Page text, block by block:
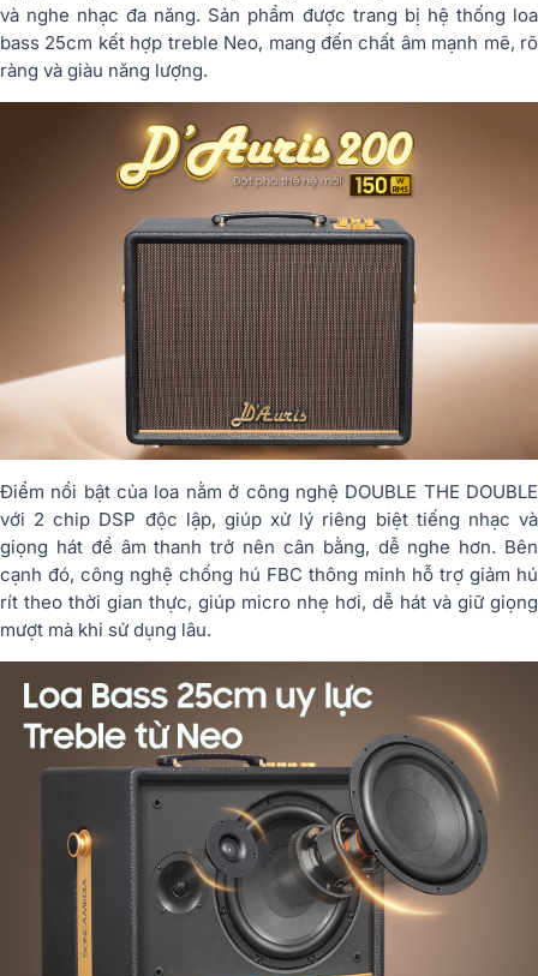
và nghe nhạc đa năng. Sản phẩm được trang bị hệ thống loa
bass 25cm kết hợp treble Neo, mang đến chất âm mạnh mẽ, rõ
ràng và giàu năng lượng.
Điểm nổi bật của loa nằm ở công nghệ DOUBLE THE DOUBLE
với 2 chip DSP độc lập, giúp xử lý riêng biệt tiếng nhạc và
giọng hát để âm thanh trở nên cân bằng, dễ nghe hơn. Bên
cạnh đó, công nghệ chống hú FBC thông minh hỗ trợ giảm hú
rít theo thời gian thực, giúp micro nhẹ hơi, dễ hát và giữ giọng
mượt mà khi sử dụng lâu.